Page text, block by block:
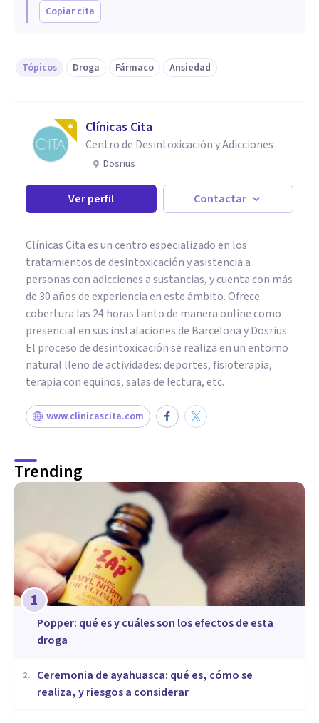
Copiar cita
Tópicos Droga Fármaco Ansiedad
Clínicas Cita
Centro de Desintoxicación y Adicciones
Dosrius
Ver perfil Contactar
Clínicas Cita es un centro especializado en los
tratamientos de desintoxicación y asistencia a
personas con adicciones a sustancias, y cuenta con más
de 30 años de experiencia en este ámbito. Ofrece
cobertura las 24 horas tanto de manera online como
presencial en sus instalaciones de Barcelona y Dosrius.
El proceso de desintoxicación se realiza en un entorno
natural lleno de actividades: deportes, fisioterapia,
terapia con equinos, salas de lectura, etc.
www.clinicascita.com
Trending
1
Popper: qué es y cuáles son los efectos de esta
droga
2.
Ceremonia de ayahuasca: qué es, cómo se
realiza, y riesgos a considerar